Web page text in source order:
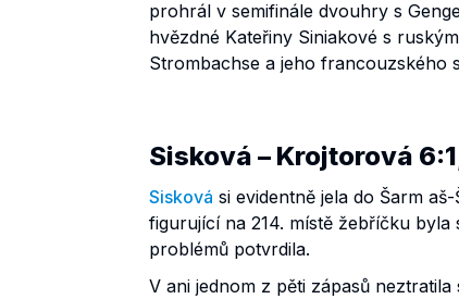
prohrál v semifinále dvouhry s
hvězdné Kateřiny Siniakové s
Strombachse a jeho francouzského
Sisková – Krojtorová
Sisková si evidentně jela do Šarm
figurující na 214. místě žebříčku
problémů potvrdila.
V ani jednom z pěti zápasů